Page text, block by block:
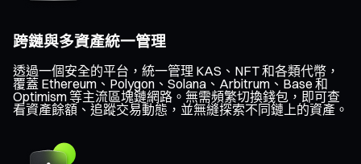
跨鏈與多資產統一管理
透過一個安全的平台，統一管理 KAS、NFT 和各類代幣，
覆蓋 Ethereum、Polygon、Solana、Arbitrum、Base 和
Optimism 等主流區塊鏈網路。無需頻繁切換錢包，即可查
看資產餘額、追蹤交易動態，並無縫探索不同鏈上的資產。